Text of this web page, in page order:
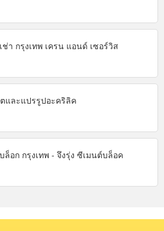
ช่า กรุงเทพ เครน แอนด์ เซอร์วิส
และแปรรูปอะคริลิค
ล็อก กรุงเทพ - จึงรุ่ง ซีเมนต์บล็อค